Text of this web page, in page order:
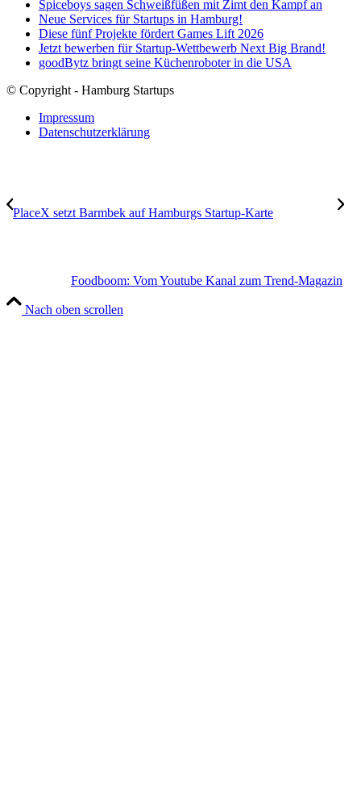
Spiceboys sagen Schweißfüßen mit Zimt den Kampf an
Neue Services für Startups in Hamburg!
Diese fünf Projekte fördert Games Lift 2026
Jetzt bewerben für Startup-Wettbewerb Next Big Brand!
goodBytz bringt seine Küchenroboter in die USA
© Copyright - Hamburg Startups
Impressum
Datenschutzerklärung
PlaceX setzt Barmbek auf Hamburgs Startup-Karte
Foodboom: Vom Youtube Kanal zum Trend-Magazin
Nach oben scrollen